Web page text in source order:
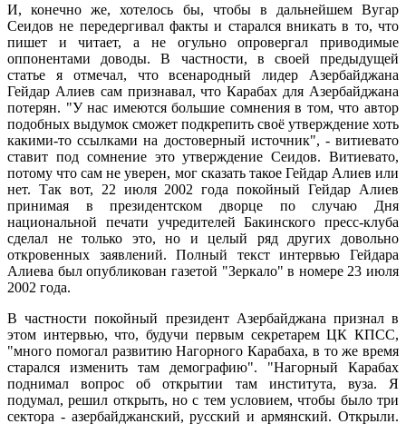
И, конечно же, хотелось бы, чтобы в дальнейшем Вугар
Сеидов не передергивал факты и старался вникать в то, что
пишет и читает, а не огульно опровергал приводимые
оппонентами доводы. В частности, в своей предыдущей
статье я отмечал, что всенародный лидер Азербайджана
Гейдар Алиев сам признавал, что Карабах для Азербайджана
потерян. "У нас имеются большие сомнения в том, что автор
подобных выдумок сможет подкрепить своё утверждение хоть
какими-то ссылками на достоверный источник", - витиевато
ставит под сомнение это утверждение Сеидов. Витиевато,
потому что сам не уверен, мог сказать такое Гейдар Алиев или
нет. Так вот, 22 июля 2002 года покойный Гейдар Алиев
принимая в президентском дворце по случаю Дня
национальной печати учредителей Бакинского пресс-клуба
сделал не только это, но и целый ряд других довольно
откровенных заявлений. Полный текст интервью Гейдара
Алиева был опубликован газетой "Зеркало" в номере 23 июля
2002 года.
В частности покойный президент Азербайджана признал в
этом интервью, что, будучи первым секретарем ЦК КПСС,
"много помогал развитию Нагорного Карабаха, в то же время
старался изменить там демографию". "Нагорный Карабах
поднимал вопрос об открытии там института, вуза. Я
подумал, решил открыть, но с тем условием, чтобы было три
сектора - азербайджанский, русский и армянский. Открыли.